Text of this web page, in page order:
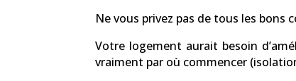
Ne vous privez pas de tous les bons
Votre logement aurait besoin
vraiment par où commencer